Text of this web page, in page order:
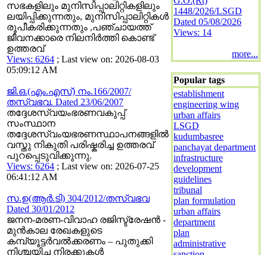
സഭകളിലും മുനിസിപ്പാലിറ്റികളിലും
ലയിപ്പിക്കുന്നതും, മുനിസിപ്പാലിറ്റികള്‍
രൂപീകരിക്കുന്നതും ,പഞ്ചായത്ത്
ജീവനക്കാരെ നിലനിര്‍ത്തി കൊണ്ട്
ഉത്തരവ്
Views: 6264 ; Last view on: 2026-08-03
05:09:12 AM
ജി.ഒ.(എം.എസ്) നം.166/2007/
തസ്വഭവ. Dated 23/06/2007
തദ്ദേശസ്വയംഭരണവകുപ്പ്
സംസ്ഥാന
തദ്ദേശസ്വംയഭരണസ്ഥാപനങ്ങളില്‍
വസ്തു നികുതി പരിഷ്കരിച്ച ഉത്തരവ്
പുറപ്പെടുവിക്കുന്നു.
Views: 6264 ; Last view on: 2026-07-25
06:41:12 AM
സ.ഉ(ആര്‍.ടി) 304/2012/തസ്വഭവ
Dated 30/01/2012
ജനന-മരണ-വിവാഹ രജിസ്ട്രേഷന്‍ -
മുന്‍കാല രേഖകളുടെ
കമ്പ്യൂട്ടര്‍വല്‍ക്കരണം – പുതുക്കി
നിശ്ചയിച്ച നിരക്കുകള്‍
1448/2026/LSGD
Dated 05/08/2026
Views: 14
more...
Popular tags
establishment
engineering wing
urban affairs
LSGD
kudumbasree
panchayat department
infrastructure
development
guidelines
tribunal
plan formulation
urban affairs
department
plan
administrative